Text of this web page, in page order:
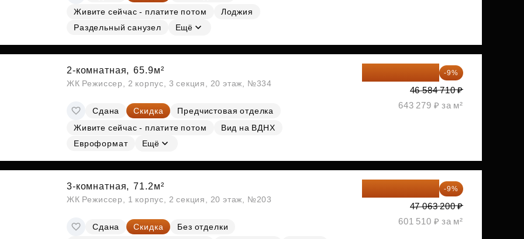
Живите сейчас - платите потом
Лоджия
Раздельный санузел
Ещё
2-комнатная, 65.9м²
ЖК Режиссер, 2 корпус, 3 секция, 20 этаж, №334
Сдана Скидка
Предчистовая отделка
Живите сейчас - платите потом
Вид на ВДНХ
Евроформат
Ещё
42 392 086 ₽ -9%
46 584 710 ₽
643 279 ₽ за м²
3-комнатная, 71.2м²
ЖК Режиссер, 1 корпус, 2 секция, 20 этаж, №203
Сдана Скидка
Без отделки
42 827 512 ₽ -9%
47 063 200 ₽
601 510 ₽ за м²